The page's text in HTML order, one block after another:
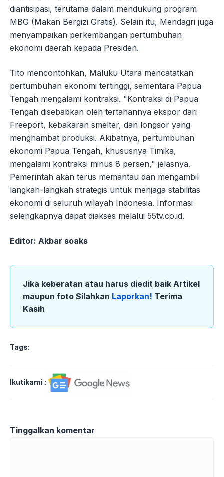
diantisipasi, terutama dalam mendukung program
MBG (Makan Bergizi Gratis). Selain itu, Mendagri juga
menyampaikan perkembangan pertumbuhan
ekonomi daerah kepada Presiden.
Tito mencontohkan, Maluku Utara mencatatkan
pertumbuhan ekonomi tertinggi, sementara Papua
Tengah mengalami kontraksi. "Kontraksi di Papua
Tengah disebabkan oleh tertahannya ekspor dari
Freeport, kebakaran smelter, dan longsor yang
menghambat produksi. Akibatnya, pertumbuhan
ekonomi Papua Tengah, khususnya Timika,
mengalami kontraksi minus 8 persen," jelasnya.
Pemerintah akan terus memantau dan mengambil
langkah-langkah strategis untuk menjaga stabilitas
ekonomi di seluruh wilayah Indonesia. Informasi
selengkapnya dapat diakses melalui 55tv.co.id.
Editor: Akbar soaks
Jika keberatan atau harus diedit baik Artikel
maupun foto Silahkan Laporkan! Terima
Kasih
Tags:
Ikutikami :
Tinggalkan komentar